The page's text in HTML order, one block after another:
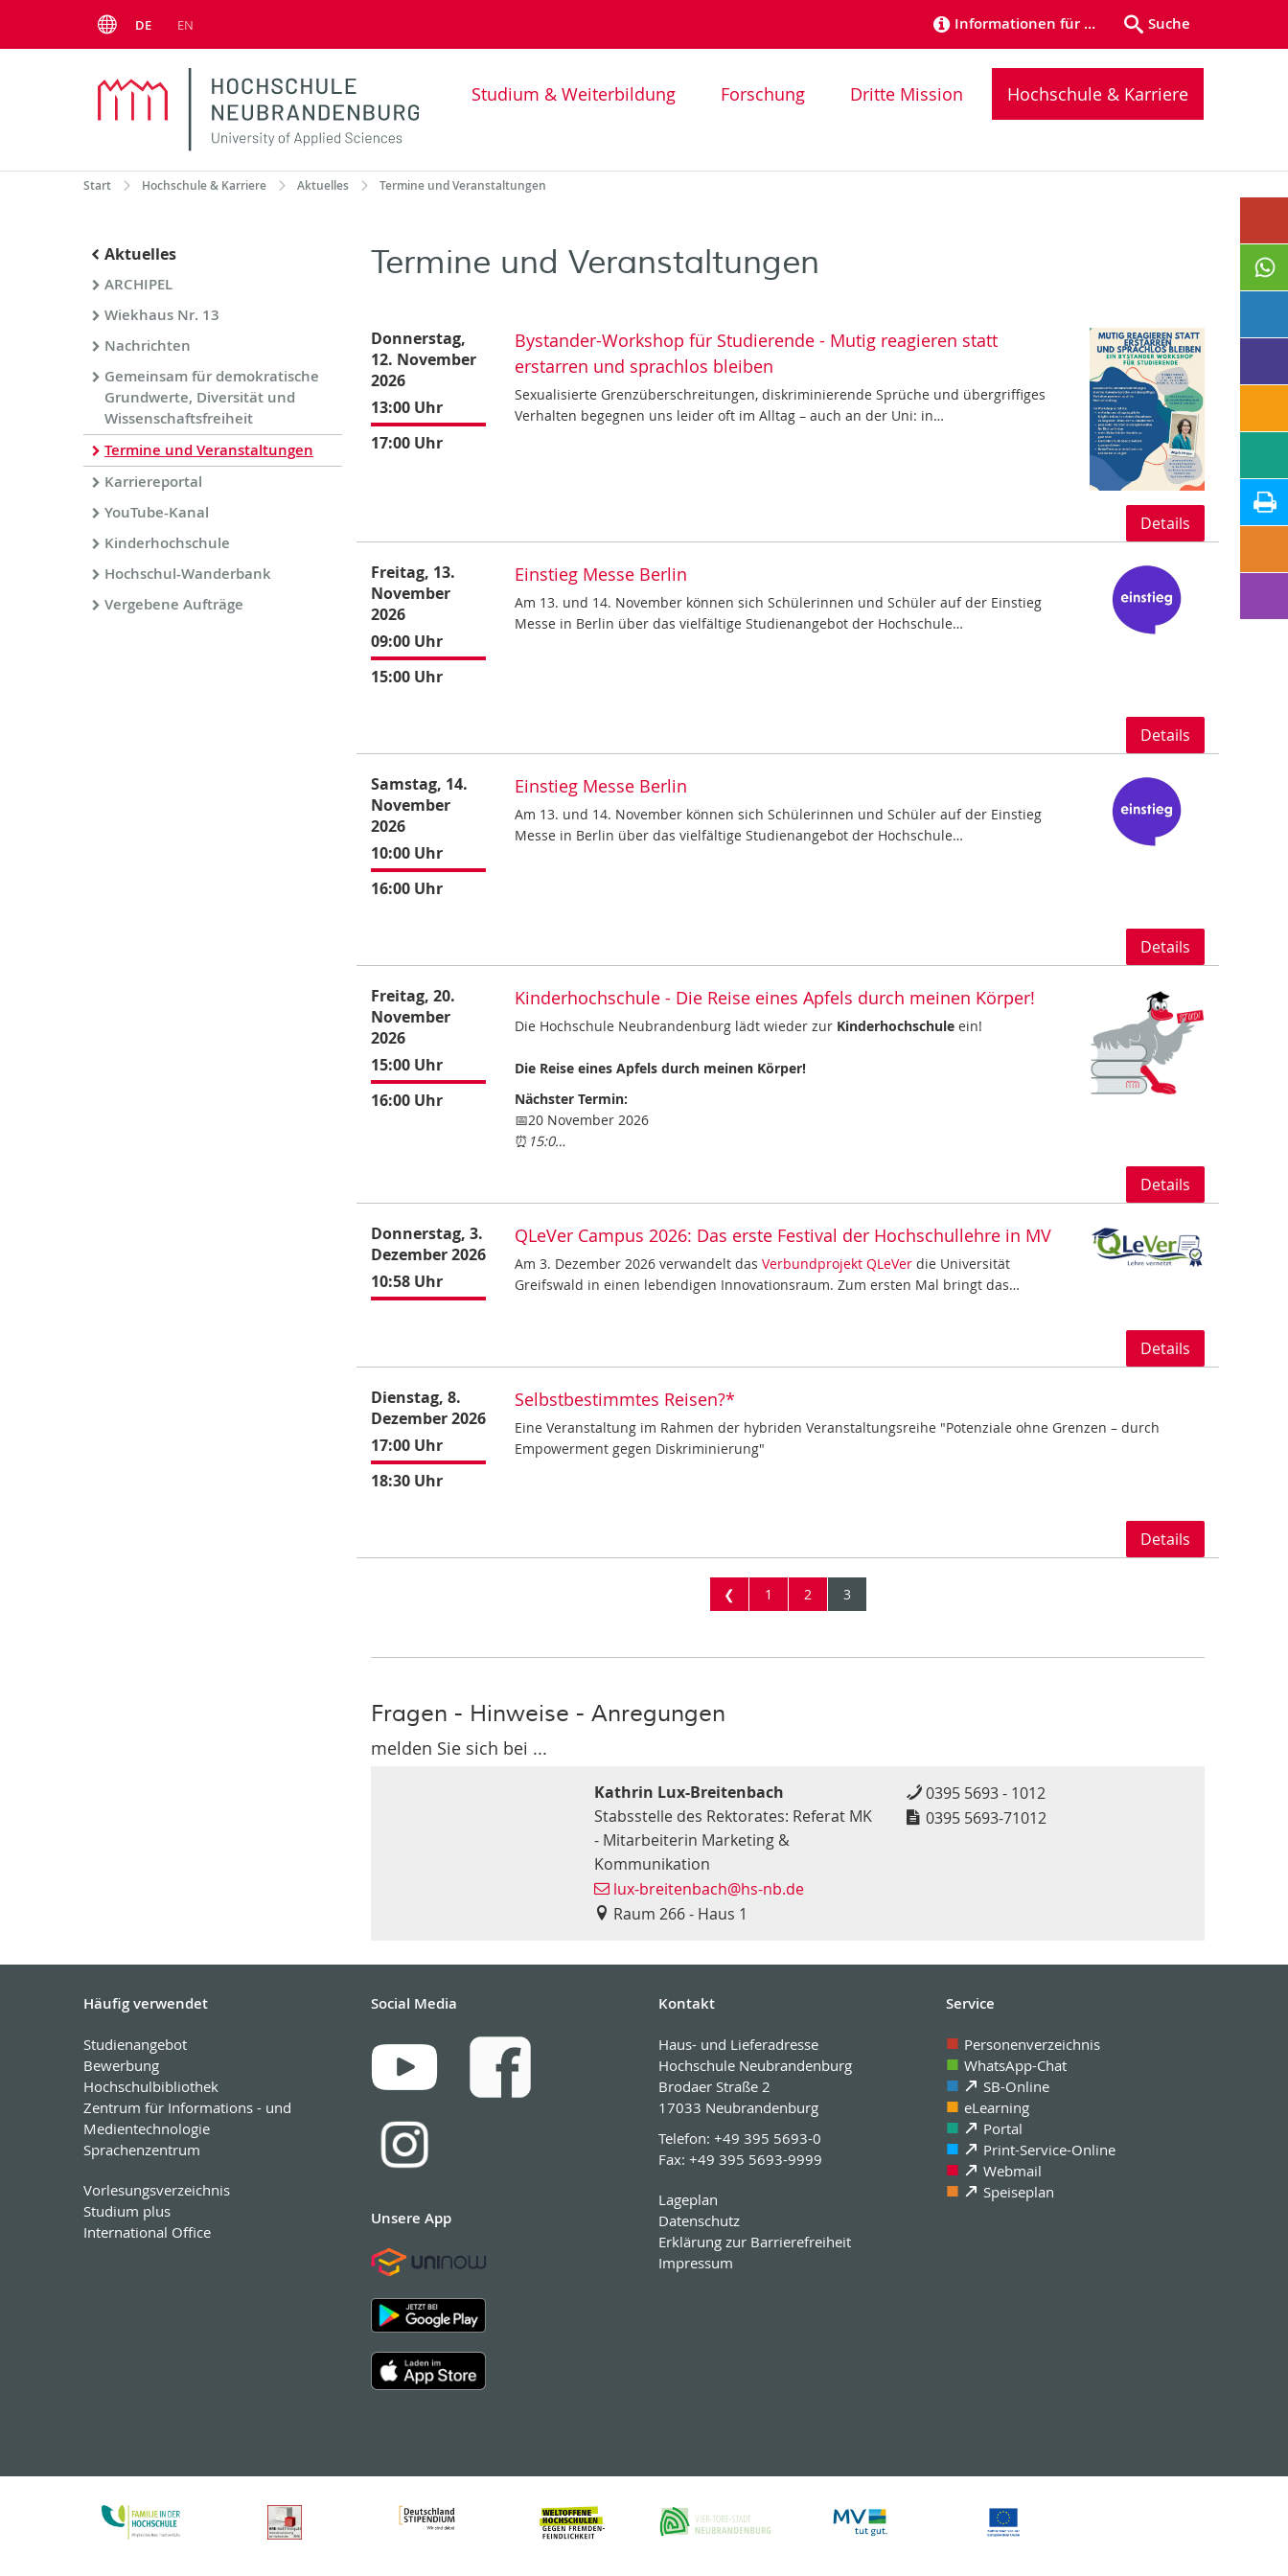
DE EN Informationen für … Suche
Studium & Weiterbildung Forschung Dritte Mission Hochschule & Karriere
Start Hochschule & Karriere Aktuelles Termine und Veranstaltungen
Aktuelles
ARCHIPEL
Wiekhaus Nr. 13
Nachrichten
Gemeinsam für demokratische
Grundwerte, Diversität und
Wissenschaftsfreiheit
Termine und Veranstaltungen
Karriereportal
YouTube-Kanal
Kinderhochschule
Hochschul-Wanderbank
Vergebene Aufträge
Termine und Veranstaltungen
Donnerstag,
12. November
2026
13:00 Uhr
17:00 Uhr
Bystander-Workshop für Studierende - Mutig reagieren statt
erstarren und sprachlos bleiben
Sexualisierte Grenzüberschreitungen, diskriminierende Sprüche und übergriffiges
Verhalten begegnen uns leider oft im Alltag – auch an der Uni: in…
Details
Freitag, 13.
November
2026
09:00 Uhr
15:00 Uhr
Einstieg Messe Berlin
Am 13. und 14. November können sich Schülerinnen und Schüler auf der Einstieg
Messe in Berlin über das vielfältige Studienangebot der Hochschule…
Details
Samstag, 14.
November
2026
10:00 Uhr
16:00 Uhr
Einstieg Messe Berlin
Am 13. und 14. November können sich Schülerinnen und Schüler auf der Einstieg
Messe in Berlin über das vielfältige Studienangebot der Hochschule…
Details
Freitag, 20.
November
2026
15:00 Uhr
16:00 Uhr
Kinderhochschule - Die Reise eines Apfels durch meinen Körper!
Die Hochschule Neubrandenburg lädt wieder zur Kinderhochschuleein!
Die Reise eines Apfels durch meinen Körper!
Nächster Termin:
📅20 November 2026
⏰ 15:0…
Details
Donnerstag, 3.
Dezember 2026
10:58 Uhr
QLeVer Campus 2026: Das erste Festival der Hochschullehre in MV
Am 3. Dezember 2026 verwandelt das Verbundprojekt QLeVerdie Universität
Greifswald in einen lebendigen Innovationsraum. Zum ersten Mal bringt das…
Details
Dienstag, 8.
Dezember 2026
17:00 Uhr
18:30 Uhr
Selbstbestimmtes Reisen?*
Eine Veranstaltung im Rahmen der hybriden Veranstaltungsreihe "Potenziale ohne Grenzen – durch
Empowerment gegen Diskriminierung"
Details
❮ 1 2 3
Fragen - Hinweise - Anregungen
melden Sie sich bei ...
Kathrin Lux-Breitenbach
Stabsstelle des Rektorates: Referat MK
- Mitarbeiterin Marketing &
Kommunikation
lux-breitenbach@hs-nb.de
Raum 266 - Haus 1
0395 5693 - 1012
0395 5693-71012
Häufig verwendet
Studienangebot
Bewerbung
Hochschulbibliothek
Zentrum für Informations - und
Medientechnologie
Sprachenzentrum
Vorlesungsverzeichnis
Studium plus
International Office
Social Media
Unsere App
Kontakt
Haus- und Lieferadresse
Hochschule Neubrandenburg
Brodaer Straße 2
17033 Neubrandenburg
Telefon: +49 395 5693-0
Fax: +49 395 5693-9999
Lageplan
Datenschutz
Erklärung zur Barrierefreiheit
Impressum
Service
Personenverzeichnis
WhatsApp-Chat
SB-Online
eLearning
Portal
Print-Service-Online
Webmail
Speiseplan